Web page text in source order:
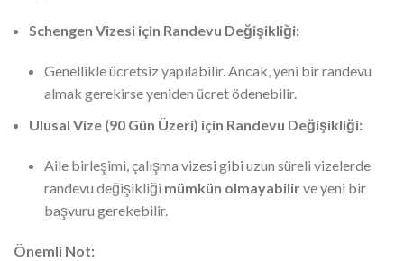
Schengen Vizesi için Randevu Değişikliği:
Genellikle ücretsiz yapılabilir. Ancak, yeni bir randevu
almak gerekirse yeniden ücret ödenebilir.
Ulusal Vize (90 Gün Üzeri) için Randevu Değişikliği:
Aile birleşimi, çalışma vizesi gibi uzun süreli vizelerde
randevu değişikliği mümkün olmayabilirve yeni bir
başvuru gerekebilir.
Önemli Not: